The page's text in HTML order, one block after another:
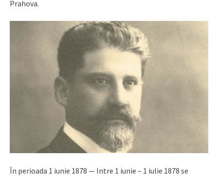
Prahova.
În perioada 1 iunie 1878 — Intre 1 iunie – 1 iulie 1878 se